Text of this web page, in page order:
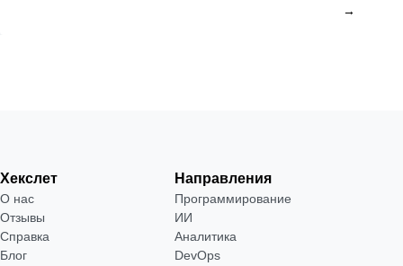
→
Хекслет
О нас
Отзывы
Справка
Блог
Направления
Программирование
ИИ
Аналитика
DevOps